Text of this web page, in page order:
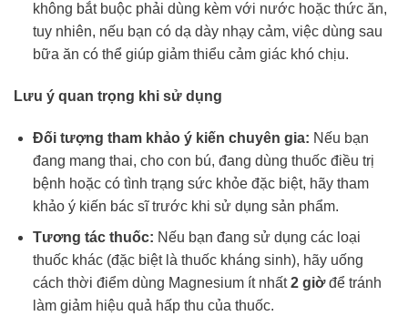
không bắt buộc phải dùng kèm với nước hoặc thức ăn,
tuy nhiên, nếu bạn có dạ dày nhạy cảm, việc dùng sau
bữa ăn có thể giúp giảm thiểu cảm giác khó chịu.
Lưu ý quan trọng khi sử dụng
Đối tượng tham khảo ý kiến chuyên gia: Nếu bạn
đang mang thai, cho con bú, đang dùng thuốc điều trị
bệnh hoặc có tình trạng sức khỏe đặc biệt, hãy tham
khảo ý kiến bác sĩ trước khi sử dụng sản phẩm.
Tương tác thuốc: Nếu bạn đang sử dụng các loại
thuốc khác (đặc biệt là thuốc kháng sinh), hãy uống
cách thời điểm dùng Magnesium ít nhất2 giờđể tránh
làm giảm hiệu quả hấp thu của thuốc.